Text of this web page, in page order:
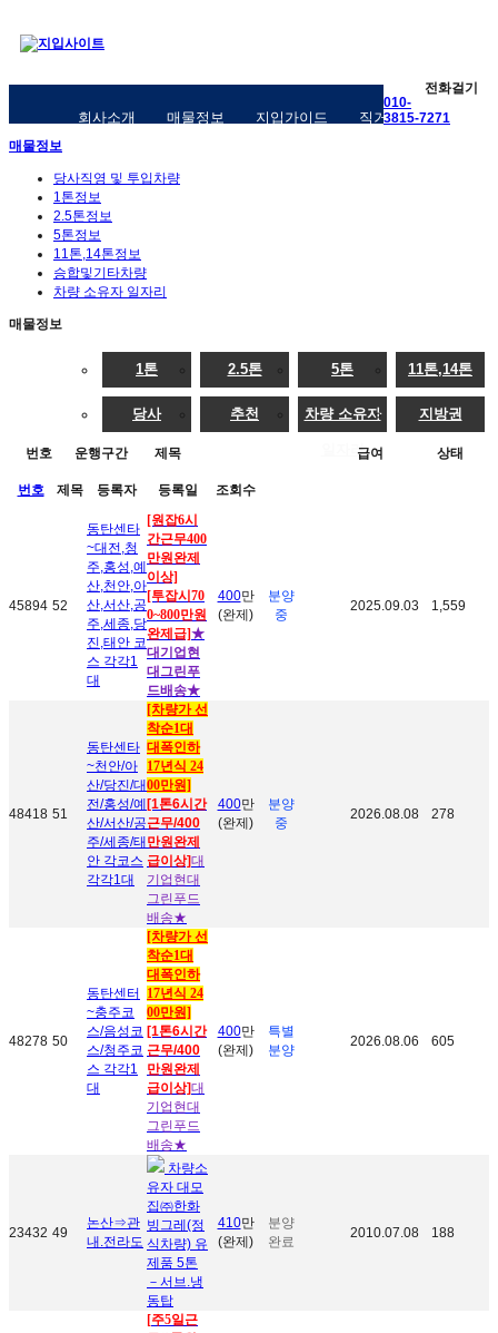
전화걸기
010-
3815-7271
회사소개 매물정보 지입가이드 직거래구인구직
매물정보
당사직영 및 투입차량
1톤정보
2.5톤정보
5톤정보
11톤,14톤정보
승합및기타차량
차량 소유자 일자리
매물정보
1톤 2.5톤 5톤 11톤,14톤
당사 추천 차량 소유자
일자리
지방권
번호 운행구간 제목 급여 상태
번호 제목 등록자 등록일 조회수
45894 52
동탄센타
~대전,청
주,홍성,예
산,천안,아
산,서산,공
주,세종,당
진,태안 코
스 각각1
대
[원잡6시
간근무400
만원완제
이상]
[투잡시70
0~800만원
완제급]★
대기업현
대그린푸
드배송★
400만
(완제)
분양
중
2025.09.03 1,559
48418 51
동탄센타
~천안/아
산/당진/대
전/홍성/예
산/서산/공
주/세종/태
안 각코스
각각1대
[차량가 선
착순1대
대폭인하
17년식 24
00만원]
[1톤6시간
근무/400
만원완제
급이상]대
기업현대
그린푸드
배송★
400만
(완제)
분양
중
2026.08.08 278
48278 50
동탄센터
~충주코
스/음성코
스/청주코
스 각각1
대
[차량가 선
착순1대
대폭인하
17년식 24
00만원]
[1톤6시간
근무/400
만원완제
급이상]대
기업현대
그린푸드
배송★
400만
(완제)
특별
분양
2026.08.06 605
23432 49
논산⇒관
내.전라도
차량소
유자 대모
집㈜한화
빙그레(정
식차량) 유
제품 5톤
－서브.냉
동탑
410만
(완제)
분양
완료
2010.07.08 188
[주5일근